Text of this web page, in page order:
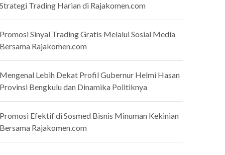
Trading Harian di Rajakomen.com
Sinyal Trading Gratis Melalui Sosial Media
Rajakomen.com
Lebih Dekat Profil Gubernur Helmi Hasan
Bengkulu dan Dinamika Politiknya
Efektif di Sosmed Bisnis Minuman Kekinian
Rajakomen.com